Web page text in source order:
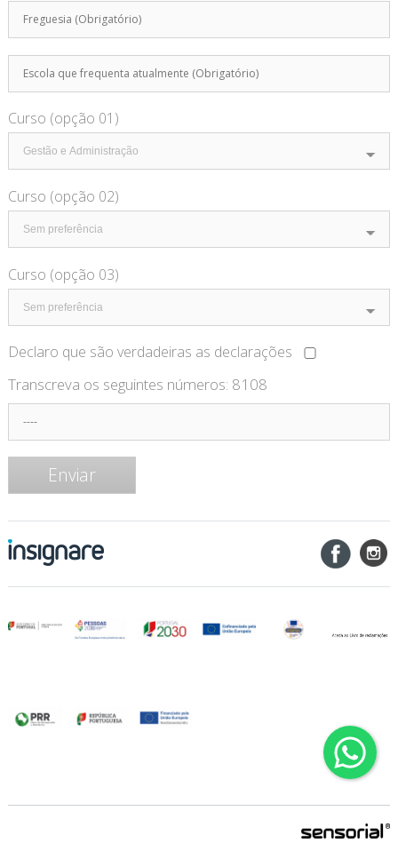
Curso (opção 01)
Curso (opção 02)
Curso (opção 03)
Declaro que são verdadeiras as declarações
Transcreva os seguintes números: 8108